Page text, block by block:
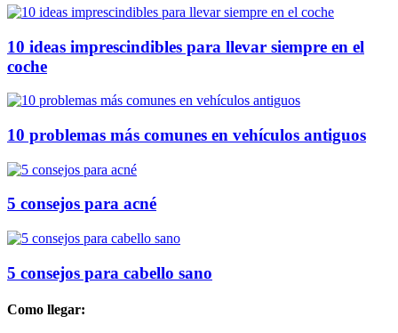
10 ideas imprescindibles para llevar siempre en el
coche
10 problemas más comunes en vehículos antiguos
5 consejos para acné
5 consejos para cabello sano
Como llegar: